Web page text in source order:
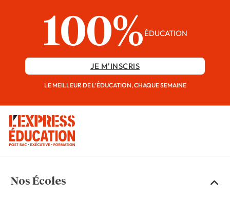
100% ÉDUCATION
JE M'INSCRIS
LE MEILLEUR DE L'ÉDUCATION, CHAQUE SEMAINE
Nos Écoles